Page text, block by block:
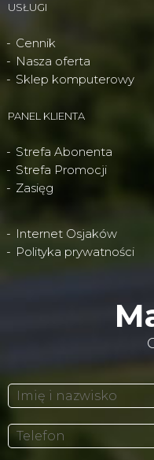
USŁUGI
Cennik
Nasza oferta
Sklep komputerowy
PANEL KLIENTA
Strefa Abonenta
Strefa Promocji
Zasięg
Internet Osjaków
Polityka prywatności